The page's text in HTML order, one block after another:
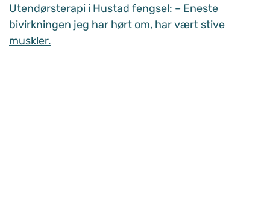
Utendørsterapi i Hustad fengsel: – Eneste
bivirkningen jeg har hørt om, har vært stive
muskler.